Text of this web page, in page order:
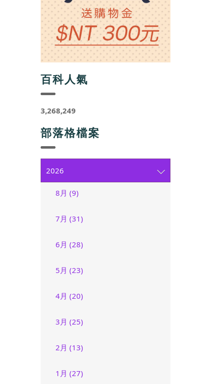
百科人氣
3,268,249
部落格檔案
2026
8月 (9)
7月 (31)
6月 (28)
5月 (23)
4月 (20)
3月 (25)
2月 (13)
1月 (27)